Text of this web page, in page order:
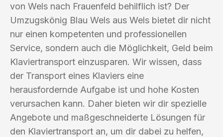
von Wels nach Frauenfeld behilflich ist? Der
Umzugskönig Blau Wels aus Wels bietet dir nicht
nur einen kompetenten und professionellen
Service, sondern auch die Möglichkeit, Geld beim
Klaviertransport einzusparen. Wir wissen, dass
der Transport eines Klaviers eine
herausfordernde Aufgabe ist und hohe Kosten
verursachen kann. Daher bieten wir dir spezielle
Angebote und maßgeschneiderte Lösungen für
den Klaviertransport an, um dir dabei zu helfen,